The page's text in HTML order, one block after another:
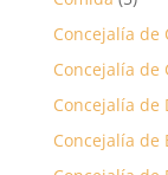
Concejalía de
Concejalía de
Concejalía de
Concejalía de